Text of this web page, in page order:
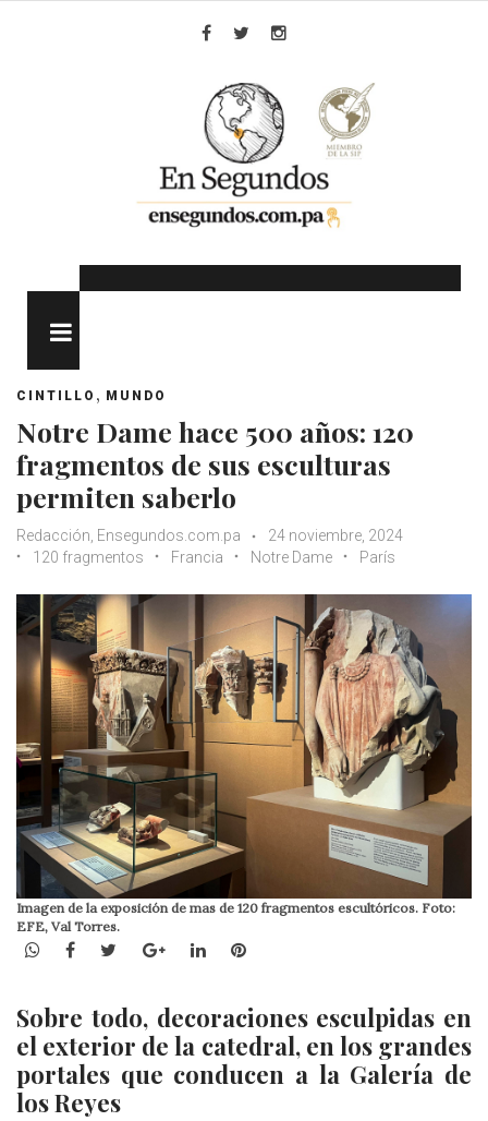
CINTILLO , MUNDO
Notre Dame hace 500 años: 120
fragmentos de sus esculturas
permiten saberlo
Redacción, Ensegundos.com.pa
24 noviembre, 2024
120 fragmentos
Francia Notre Dame París
Imagen de la exposición de mas de 120 fragmentos escultóricos. Foto:
EFE, Val Torres.
WhatsApp
Facebook
TwitterGoogle+LinkedInPinterest
Sobre todo, decoraciones esculpidas en
el exterior de la catedral, en los grandes
portales que conducen a la Galería de
los Reyes